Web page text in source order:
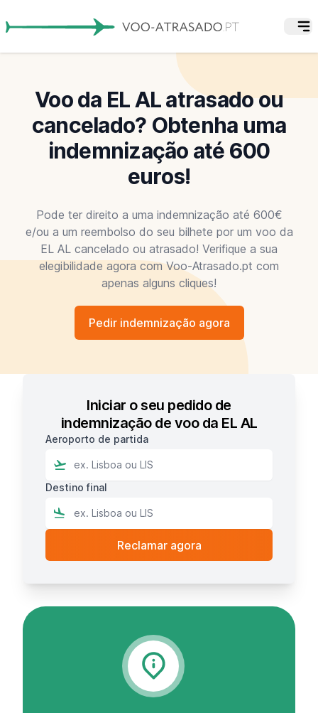
Voo da EL AL atrasado ou
cancelado? Obtenha uma
indemnização até 600
euros!
Pode ter direito a uma indemnização até 600€
e/ou a um reembolso do seu bilhete por um voo da
EL AL cancelado ou atrasado! Verifique a sua
elegibilidade agora com Voo-Atrasado.pt com
apenas alguns cliques!
Pedir indemnização agora
Iniciar o seu pedido de
indemnização de voo da EL AL
Aeroporto de partida
Destino final